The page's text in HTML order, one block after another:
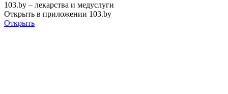
103.by – лекарства и медуслуги
Открыть в приложении 103.by
Открыть